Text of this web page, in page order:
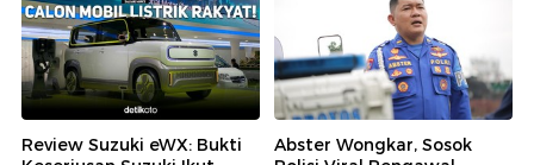
Review Suzuki eWX: Bukti
Abster Wongkar, Sosok